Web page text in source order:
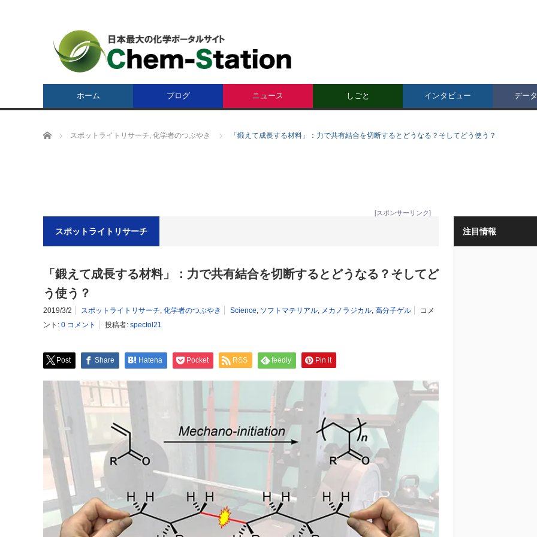
ホーム ブログ ニュース しごと インタビュー デー
ホーム スポットライトリサーチ, 化学者のつぶやき 「鍛えて成長する材料」：力で共有結合を切断するとどうなる？そしてどう使う？
[スポンサーリンク]
スポットライトリサーチ
「鍛えて成長する材料」：力で共有結合を切断するとどうなる？そしてど
う使う？
2019/3/2 スポットライトリサーチ, 化学者のつぶやき Science, ソフトマテリアル, メカノラジカル, 高分子ゲル
コメ
ント: 0 コメント 投稿者: spectol21
Post Share Hatena Pocket RSS feedly Pin it
注目情報